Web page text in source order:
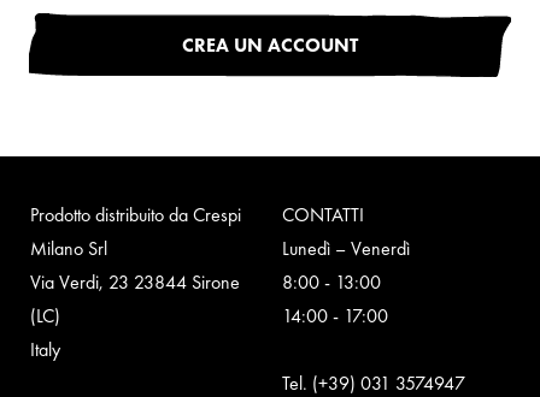
CREA UN ACCOUNT
Prodotto distribuito da Crespi
Milano Srl
Via Verdi, 23 23844 Sirone
(LC)
Italy
CONTATTI
Lunedì – Venerdì
8:00 - 13:00
14:00 - 17:00
Tel. (+39) 031 3574947